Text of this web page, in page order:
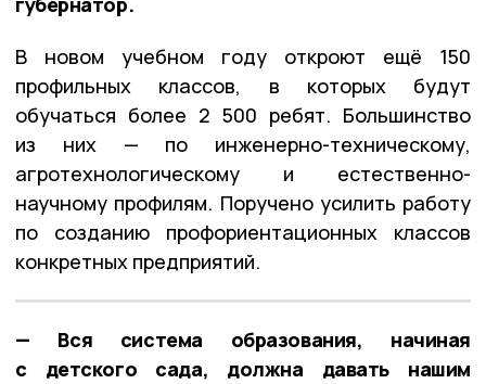
В новом учебном году откроют ещё 150
профильных классов, в которых будут
обучаться более 2 500 ребят. Большинство
из них — по инженерно-техническому,
агротехнологическому и естественно-
научному профилям. Поручено усилить работу
по созданию профориентационных классов
конкретных предприятий.
— Вся система образования, начиная
с детского сада, должна давать нашим